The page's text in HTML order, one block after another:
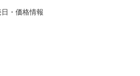
・価格情報